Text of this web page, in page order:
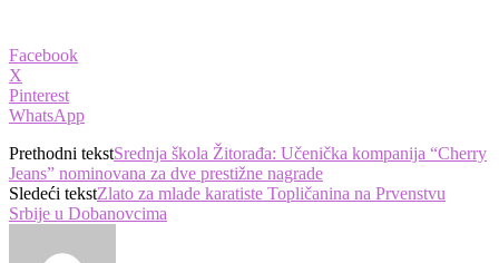
Facebook
X
Pinterest
WhatsApp
Prethodni tekstSrednja škola Žitorađa: Učenička kompanija “Cherry
Jeans” nominovana za dve prestižne nagrade
Sledeći tekstZlato za mlade karatiste Topličanina na Prvenstvu
Srbije u Dobanovcima